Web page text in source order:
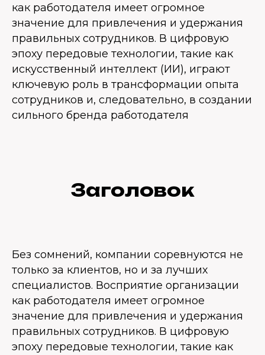
как работодателя имеет огромное
значение для привлечения и удержания
правильных сотрудников. В цифровую
эпоху передовые технологии, такие как
искусственный интеллект (ИИ), играют
ключевую роль в трансформации опыта
сотрудников и, следовательно, в создании
сильного бренда работодателя
Заголовок
Без сомнений, компании соревнуются не
только за клиентов, но и за лучших
специалистов. Восприятие организации
как работодателя имеет огромное
значение для привлечения и удержания
правильных сотрудников. В цифровую
эпоху передовые технологии, такие как